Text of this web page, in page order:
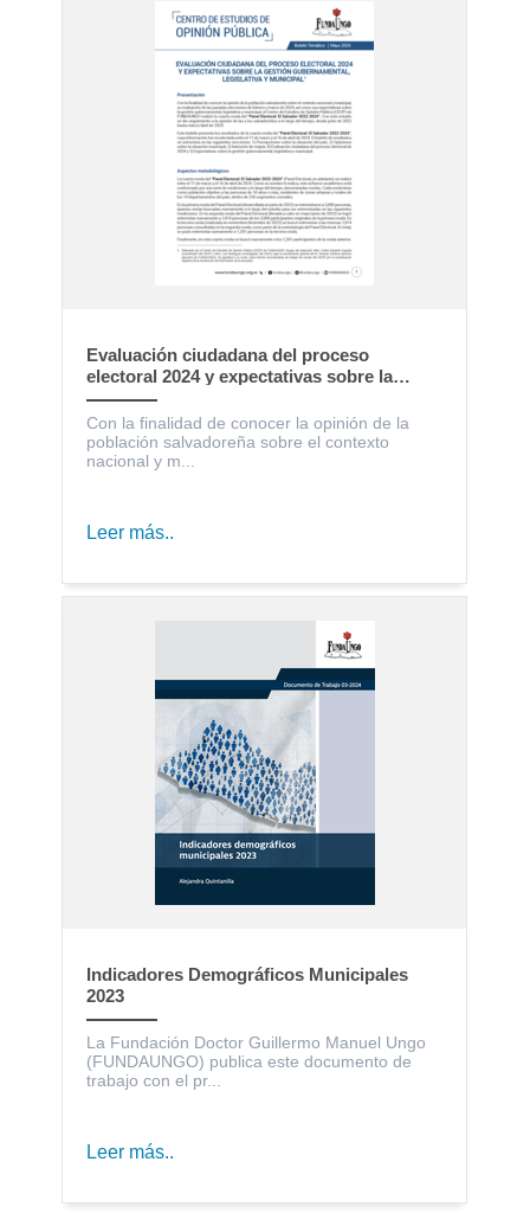
Evaluación ciudadana del proceso
electoral 2024 y expectativas sobre la
gestión gubernamental, legislativa y
municipal
Con la finalidad de conocer la opinión de la
población salvadoreña sobre el contexto
nacional y m...
Leer más..
Indicadores Demográficos Municipales
2023
La Fundación Doctor Guillermo Manuel Ungo
(FUNDAUNGO) publica este documento de
trabajo con el pr...
Leer más..